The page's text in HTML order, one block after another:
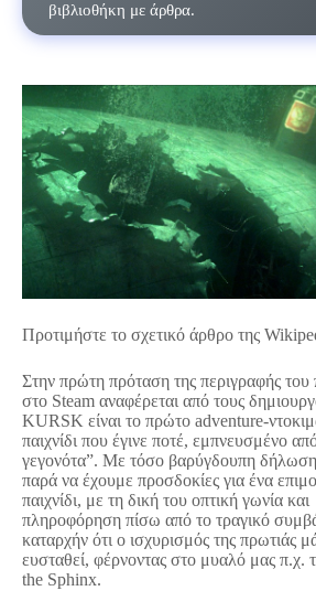
βιβλιοθήκη με άρθρα.
Προτιμήστε το σχετικό άρθρο της
Στην πρώτη πρόταση της περιγραφής του
στο Steam αναφέρεται από τους
KURSK είναι το πρώτο adventure-
παιχνίδι που έγινε ποτέ, εμπνευσμένο
γεγονότα”. Με τόσο βαρύγδουπη δήλωση
παρά να έχουμε προσδοκίες για ένα
παιχνίδι, με τη δική του οπτική γωνία και
πληροφόρηση πίσω από το τραγικό
καταρχήν ότι ο ισχυρισμός της πρωτιάς
ευσταθεί, φέρνοντας στο μυαλό μας π.χ.
the Sphinx.